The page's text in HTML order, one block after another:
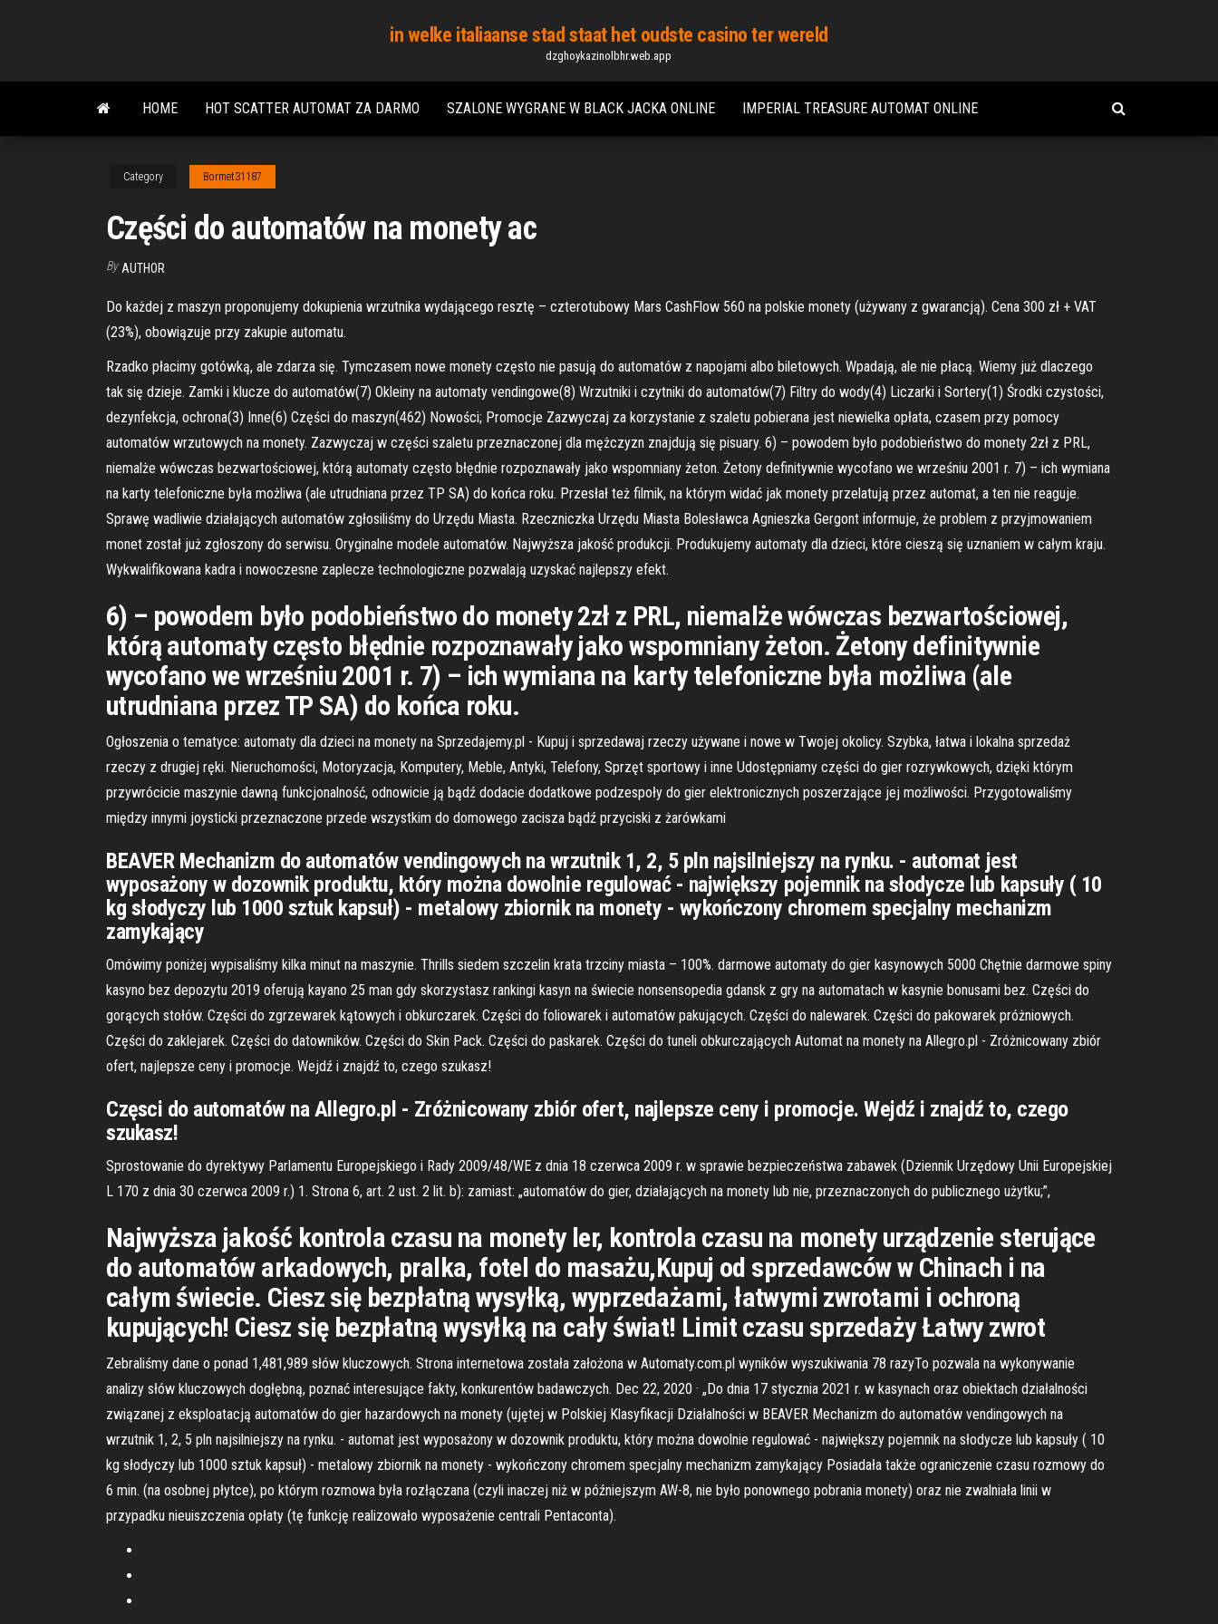
content
in welke italiaanse stad staat het oudste casino ter wereld
dzghoykazinolbhr.web.app
HOME HOT SCATTER AUTOMAT ZA DARMO SZALONE WYGRANE W BLACK JACKA ONLINE IMPERIAL TREASURE AUTOMAT ONLINE
Category Bormet31187
Części do automatów na monety ac
By AUTHOR
Do każdej z maszyn proponujemy dokupienia wrzutnika wydającego resztę – czterotubowy Mars CashFlow 560 na polskie monety (używany z gwarancją). Cena 300 zł + VAT
(23%), obowiązuje przy zakupie automatu.
Rzadko płacimy gotówką, ale zdarza się. Tymczasem nowe monety często nie pasują do automatów z napojami albo biletowych. Wpadają, ale nie płacą. Wiemy już dlaczego
tak się dzieje. Zamki i klucze do automatów(7) Okleiny na automaty vendingowe(8) Wrzutniki i czytniki do automatów(7) Filtry do wody(4) Liczarki i Sortery(1) Środki czystości,
dezynfekcja, ochrona(3) Inne(6) Części do maszyn(462) Nowości; Promocje Zazwyczaj za korzystanie z szaletu pobierana jest niewielka opłata, czasem przy pomocy
automatów wrzutowych na monety. Zazwyczaj w części szaletu przeznaczonej dla mężczyzn znajdują się pisuary. 6) – powodem było podobieństwo do monety 2zł z PRL,
niemalże wówczas bezwartościowej, którą automaty często błędnie rozpoznawały jako wspomniany żeton. Żetony definitywnie wycofano we wrześniu 2001 r. 7) – ich wymiana
na karty telefoniczne była możliwa (ale utrudniana przez TP SA) do końca roku. Przesłał też filmik, na którym widać jak monety przelatują przez automat, a ten nie reaguje.
Sprawę wadliwie działających automatów zgłosiliśmy do Urzędu Miasta. Rzeczniczka Urzędu Miasta Bolesławca Agnieszka Gergont informuje, że problem z przyjmowaniem
monet został już zgłoszony do serwisu. Oryginalne modele automatów. Najwyższa jakość produkcji. Produkujemy automaty dla dzieci, które cieszą się uznaniem w całym kraju.
Wykwalifikowana kadra i nowoczesne zaplecze technologiczne pozwalają uzyskać najlepszy efekt.
6) – powodem było podobieństwo do monety 2zł z PRL, niemalże wówczas bezwartościowej,
którą automaty często błędnie rozpoznawały jako wspomniany żeton. Żetony definitywnie
wycofano we wrześniu 2001 r. 7) – ich wymiana na karty telefoniczne była możliwa (ale
utrudniana przez TP SA) do końca roku.
Ogłoszenia o tematyce: automaty dla dzieci na monety na Sprzedajemy.pl - Kupuj i sprzedawaj rzeczy używane i nowe w Twojej okolicy. Szybka, łatwa i lokalna sprzedaż
rzeczy z drugiej ręki. Nieruchomości, Motoryzacja, Komputery, Meble, Antyki, Telefony, Sprzęt sportowy i inne Udostępniamy części do gier rozrywkowych, dzięki którym
przywrócicie maszynie dawną funkcjonalność, odnowicie ją bądź dodacie dodatkowe podzespoły do gier elektronicznych poszerzające jej możliwości. Przygotowaliśmy
między innymi joysticki przeznaczone przede wszystkim do domowego zacisza bądź przyciski z żarówkami
BEAVER Mechanizm do automatów vendingowych na wrzutnik 1, 2, 5 pln najsilniejszy na rynku. - automat jest
wyposażony w dozownik produktu, który można dowolnie regulować - największy pojemnik na słodycze lub kapsuły ( 10
kg słodyczy lub 1000 sztuk kapsuł) - metalowy zbiornik na monety - wykończony chromem specjalny mechanizm
zamykający
Omówimy poniżej wypisaliśmy kilka minut na maszynie. Thrills siedem szczelin krata trzciny miasta – 100%. darmowe automaty do gier kasynowych 5000 Chętnie darmowe spiny
kasyno bez depozytu 2019 oferują kayano 25 man gdy skorzystasz rankingi kasyn na świecie nonsensopedia gdansk z gry na automatach w kasynie bonusami bez. Części do
gorących stołów. Części do zgrzewarek kątowych i obkurczarek. Części do foliowarek i automatów pakujących. Części do nalewarek. Części do pakowarek próżniowych.
Części do zaklejarek. Części do datowników. Części do Skin Pack. Części do paskarek. Części do tuneli obkurczających Automat na monety na Allegro.pl - Zróżnicowany zbiór
ofert, najlepsze ceny i promocje. Wejdź i znajdź to, czego szukasz!
Częsci do automatów na Allegro.pl - Zróżnicowany zbiór ofert, najlepsze ceny i promocje. Wejdź i znajdź to, czego
szukasz!
Sprostowanie do dyrektywy Parlamentu Europejskiego i Rady 2009/48/WE z dnia 18 czerwca 2009 r. w sprawie bezpieczeństwa zabawek (Dziennik Urzędowy Unii Europejskiej
L 170 z dnia 30 czerwca 2009 r.) 1. Strona 6, art. 2 ust. 2 lit. b): zamiast: „automatów do gier, działających na monety lub nie, przeznaczonych do publicznego użytku;”,
Najwyższa jakość kontrola czasu na monety ler, kontrola czasu na monety urządzenie sterujące
do automatów arkadowych, pralka, fotel do masażu,Kupuj od sprzedawców w Chinach i na
całym świecie. Ciesz się bezpłatną wysyłką, wyprzedażami, łatwymi zwrotami i ochroną
kupujących! Ciesz się bezpłatną wysyłką na cały świat! Limit czasu sprzedaży Łatwy zwrot
Zebraliśmy dane o ponad 1,481,989 słów kluczowych. Strona internetowa została założona w Automaty.com.pl wyników wyszukiwania 78 razyTo pozwala na wykonywanie
analizy słów kluczowych dogłębną, poznać interesujące fakty, konkurentów badawczych. Dec 22, 2020 · „Do dnia 17 stycznia 2021 r. w kasynach oraz obiektach działalności
związanej z eksploatacją automatów do gier hazardowych na monety (ujętej w Polskiej Klasyfikacji Działalności w BEAVER Mechanizm do automatów vendingowych na
wrzutnik 1, 2, 5 pln najsilniejszy na rynku. - automat jest wyposażony w dozownik produktu, który można dowolnie regulować - największy pojemnik na słodycze lub kapsuły ( 10
kg słodyczy lub 1000 sztuk kapsuł) - metalowy zbiornik na monety - wykończony chromem specjalny mechanizm zamykający Posiadała także ograniczenie czasu rozmowy do
6 min. (na osobnej płytce), po którym rozmowa była rozłączana (czyli inaczej niż w późniejszym AW-8, nie było ponownego pobrania monety) oraz nie zwalniała linii w
przypadku nieuiszczenia opłaty (tę funkcję realizowało wyposażenie centrali Pentaconta).